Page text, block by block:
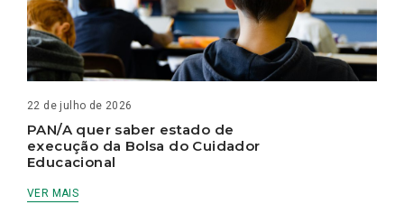
22 de julho de 2026
PAN/A quer saber estado de
execução da Bolsa do Cuidador
Educacional
VER MAIS